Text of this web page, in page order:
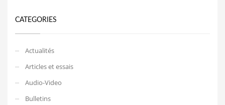
CATEGORIES
Actualités
Articles et essais
Audio-Video
Bulletins